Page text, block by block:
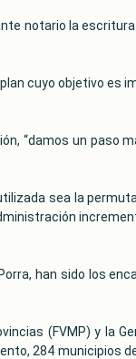
notario la
cuyo objetivo es
“damos un paso
sea la
han sido los
(FVMP) y la
284 municipios